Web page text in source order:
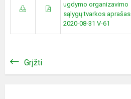
ugdymo organizavimo
sąlygų tvarkos aprašas
2020-08-31 V-61
Grįžti